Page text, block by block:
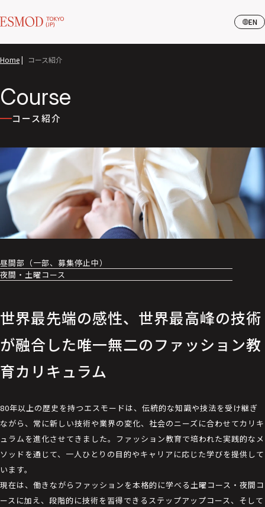
EN
Home| コース紹介
Course
コース紹介
昼間部（一部、募集停止中）
夜間・土曜コース
世界最先端の感性、世界最高峰の技術
が融合した唯一無二のファッション教
育カリキュラム
80年以上の歴史を持つエスモードは、伝統的な知識や技法を受け継ぎ
ながら、常に新しい技術や業界の変化、社会のニーズに合わせてカリキ
ュラムを進化させてきました。ファッション教育で培われた実践的なメ
ソッドを通じて、一人ひとりの目的やキャリアに応じた学びを提供して
います。
現在は、働きながらファッションを本格的に学べる土曜コース・夜間コ
ースに加え、段階的に技術を習得できるステップアップコース、そして